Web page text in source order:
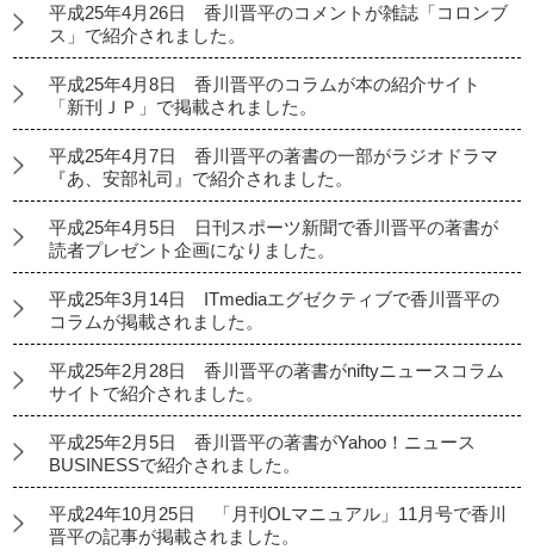
平成25年4月26日 香川晋平のコメントが雑誌「コロンブ
ス」で紹介されました。
平成25年4月8日 香川晋平のコラムが本の紹介サイト
「新刊ＪＰ」で掲載されました。
平成25年4月7日 香川晋平の著書の一部がラジオドラマ
『あ、安部礼司』で紹介されました。
平成25年4月5日 日刊スポーツ新聞で香川晋平の著書が
読者プレゼント企画になりました。
平成25年3月14日 ITmediaエグゼクティブで香川晋平の
コラムが掲載されました。
平成25年2月28日 香川晋平の著書がniftyニュースコラム
サイトで紹介されました。
平成25年2月5日 香川晋平の著書がYahoo！ニュース
BUSINESSで紹介されました。
平成24年10月25日 「月刊OLマニュアル」11月号で香川
晋平の記事が掲載されました。